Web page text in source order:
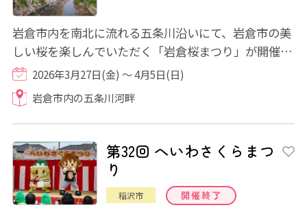
岩倉市内を南北に流れる五条川沿いにて、岩倉市の美
しい桜を楽しんでいただく「岩倉桜まつり」が開催さ
れます♪ 「日本さくら名所100選」に選ばれ...
2026年3月27日(金) ～ 4月5日(日)
岩倉市内の五条川河畔
第32回 へいわさくらまつ
り
稲沢市 開催終了